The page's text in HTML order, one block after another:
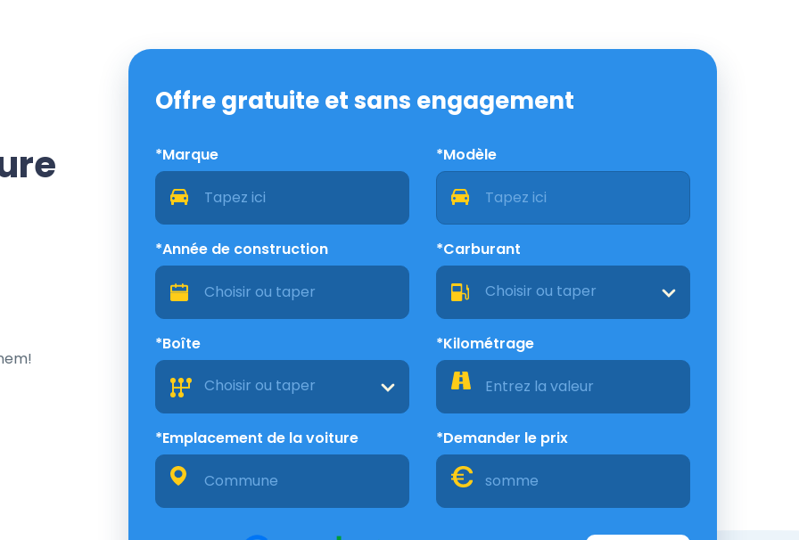
Offre gratuite et sans engagement
*Marque *Modèle
*Année de construction *Carburant
Choisir ou taper
*Boîte
Choisir ou taper
*Kilométrage
*Emplacement de la voiture *Demander le prix